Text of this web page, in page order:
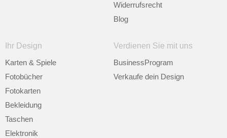
Widerrufsrecht
Blog
Ihr Design
Karten & Spiele
Fotobücher
Fotokarten
Bekleidung
Taschen
Elektronik
Verdienen Sie mit uns
BusinessProgram
Verkaufe dein Design